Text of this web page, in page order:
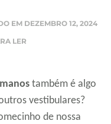
EM DEZEMBRO 12, 2024
LER
também é algo
vestibulares?
de nossa